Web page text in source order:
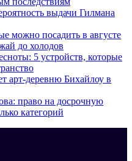
выдачи Гилмана
можно посадить в августе
до холодов
5 устройств, которые
арт-деревню Бихайлоу в
право на досрочную
категорий